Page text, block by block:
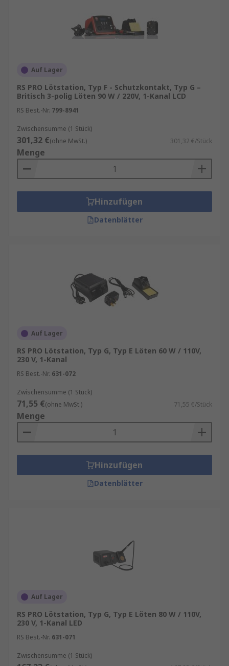
Auf Lager
RS PRO Lötstation, Typ F - Schutzkontakt, Typ G –
Britisch 3-polig Löten 90 W / 220V, 1-Kanal LCD
RS Best.-Nr. 799-8941
Zwischensumme (1 Stück)
301,32 €(ohne MwSt.) 301,32 €/Stück
Menge
Hinzufügen
Datenblätter
Auf Lager
RS PRO Lötstation, Typ G, Typ E Löten 60 W / 110V,
230 V, 1-Kanal
RS Best.-Nr. 631-072
Zwischensumme (1 Stück)
71,55 €(ohne MwSt.) 71,55 €/Stück
Menge
Hinzufügen
Datenblätter
Auf Lager
RS PRO Lötstation, Typ G, Typ E Löten 80 W / 110V,
230 V, 1-Kanal LED
RS Best.-Nr. 631-071
Zwischensumme (1 Stück)